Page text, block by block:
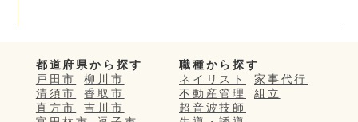
都道府県から探す
戸田市
柳川市
清須市
香取市
直方市
吉川市
職種から探す
ネイリスト
家事代行
不動産管理
組立
超音波技師